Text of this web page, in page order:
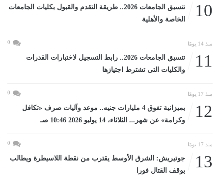
10
تنسيق الجامعات 2026.. طريقة التقدم والقبول بكليات الجامعات
الخاصة والأهلية
منذ 14 يومًا 0
11
تنسيق الجامعات 2026.. رابط التسجيل لاختبارات القدرات
والكليات التى تشترط اجتيازها
منذ 17 يومًا 0
12
بميزانية تفوق 4 مليارات جنيه.. موعد وآليات صرف «تكافل
وكرامة» عن شهر... الثلاثاء، 14 يوليو 2026 10:46 صـ
منذ 17 يومًا 0
13
جوتيريش: الشرق الأوسط يقترب من نقطة اللاسيطرة ويطالب
بوقف القتال فورا